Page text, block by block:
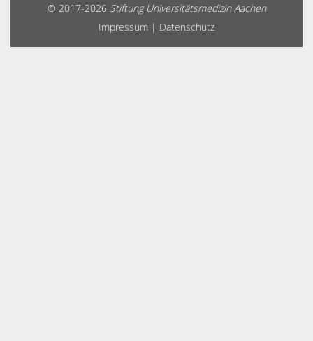
© 2017-2026 Stiftung Universitätsmedizin Aachen
Impressum | Datenschutz